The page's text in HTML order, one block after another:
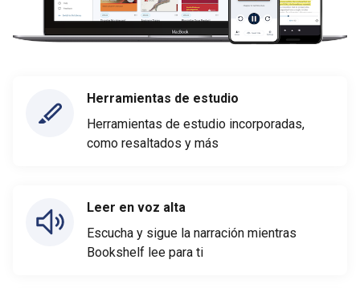
Herramientas de estudio
Herramientas de estudio incorporadas,
como resaltados y más
Leer en voz alta
Escucha y sigue la narración mientras
Bookshelf lee para ti